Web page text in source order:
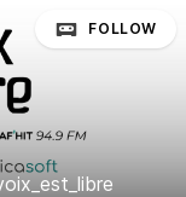
FOLLOW